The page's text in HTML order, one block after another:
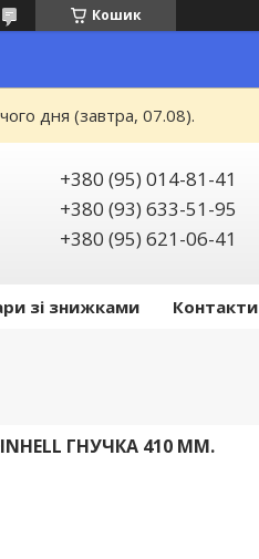
Кошик
дня (завтра, 07.08).
+380 (95) 014-81-41
+380 (93) 633-51-95
+380 (95) 621-06-41
зі знижками Контакти
ГНУЧКА 410 ММ.